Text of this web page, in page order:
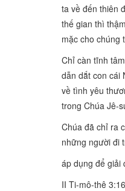
ta về đến thiên
thế gian thì
mặc cho chúng
Chỉ càn tĩnh
dẫn dắt con cái
về tình yêu
trong Chúa Jê-
Chúa đã chỉ ra
những người đi
áp dụng để giải
II Ti-mô-thê